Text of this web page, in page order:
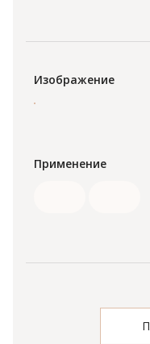
Изображение
Применение